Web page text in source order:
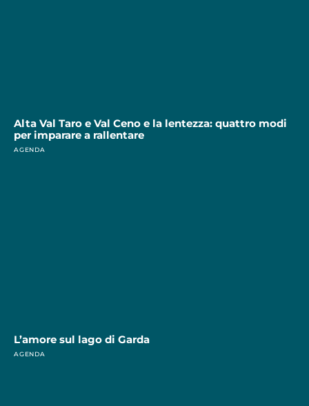
Alta Val Taro e Val Ceno e la lentezza: quattro modi
per imparare a rallentare
AGENDA
L’amore sul lago di Garda
AGENDA